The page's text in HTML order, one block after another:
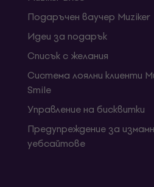
Подаръчен ваучер Muziker
Идеи за подарък
Списък с желания
Система лоялни клиенти
Smile
Управление на бисквитки
Предупреждение за
уебсайтове